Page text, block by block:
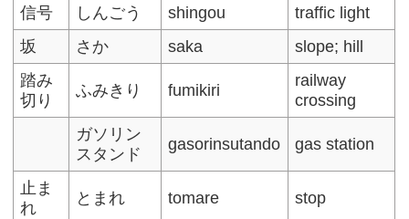
信号
しんごう shingou
traffic light
坂
さか saka
slope; hill
踏み
切り
ふみきり fumikiri
railway
crossing
ガソリン
スタンド
gasorinsutando gas station
止ま
れ
とまれ tomare stop